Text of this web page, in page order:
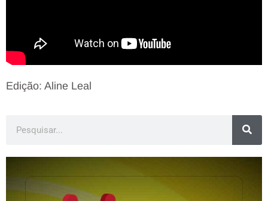
Edição: Aline Leal